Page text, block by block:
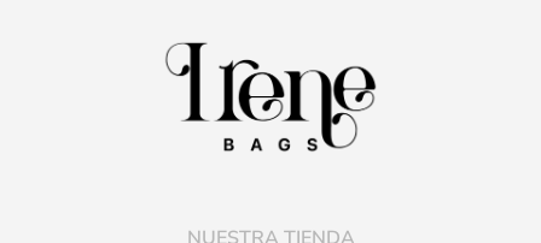
NUESTRA TIENDA